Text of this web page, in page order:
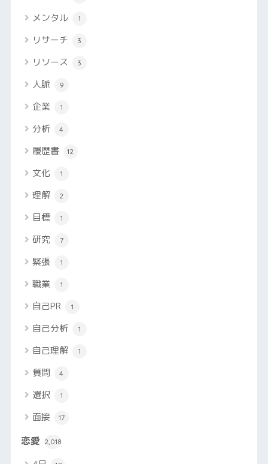
メンタル 1
リサーチ 3
リソース 3
人脈 9
企業 1
分析 4
履歴書 12
文化 1
理解 2
目標 1
研究 7
緊張 1
職業 1
自己PR 1
自己分析 1
自己理解 1
質問 4
選択 1
面接 17
恋愛 2,018